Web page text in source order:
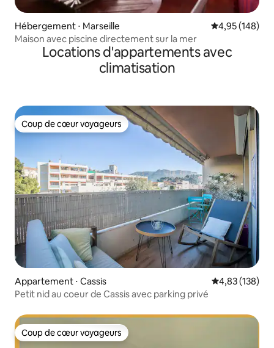
Hébergement ⋅ Marseille Évaluation
4,95 (148)
Maison avec piscine directement sur la mer
Locations d'appartements avec
climatisation
Coup de cœur voyageurs
Coup de cœur voyageurs
Appartement ⋅ Cassis Évaluation
4,83 (138)
Petit nid au coeur de Cassis avec parking privé
Coup de cœur voyageurs
Coup de cœur voyageurs